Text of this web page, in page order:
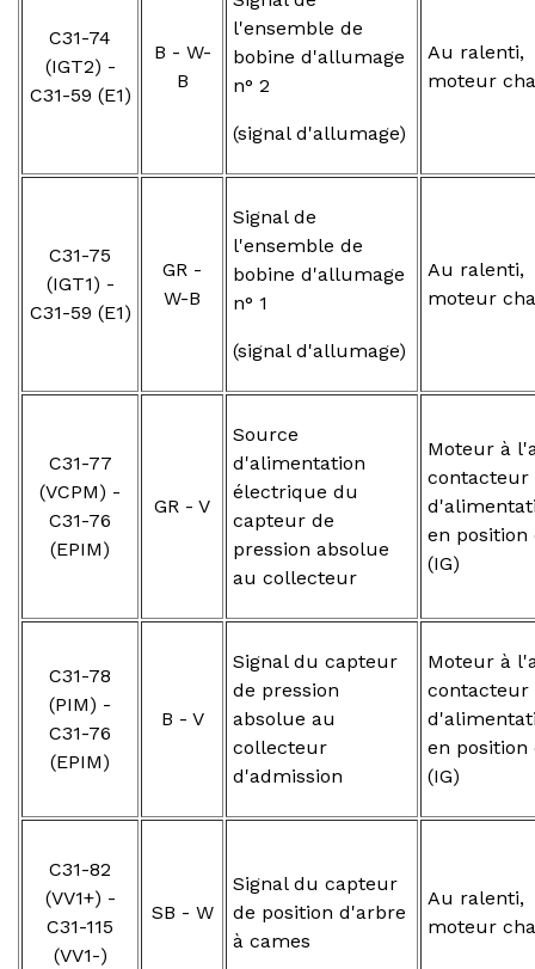
C31-74
(IGT2) -
C31-59 (E1)
B - W-
B
l'ensemble de
bobine d'allumage
n° 2
(signal d'allumage)
Au ralenti,
moteur
C31-75
(IGT1) -
C31-59 (E1)
GR -
W-B
Signal de
l'ensemble de
bobine d'allumage
n° 1
(signal d'allumage)
Au ralenti,
moteur
C31-77
(VCPM) -
C31-76
(EPIM)
GR - V
Source
d'alimentation
électrique du
capteur de
pression absolue
au collecteur
Moteur à
contacteur
en position
(IG)
C31-78
(PIM) -
C31-76
(EPIM)
B - V
Signal du capteur
de pression
absolue au
collecteur
d'admission
Moteur à
contacteur
en position
(IG)
C31-82
(VV1+) -
C31-115
(VV1-)
SB - W
Signal du capteur
de position d'arbre
à cames
Au ralenti,
moteur